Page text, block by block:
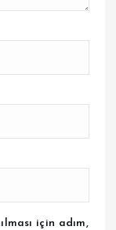
için adım,